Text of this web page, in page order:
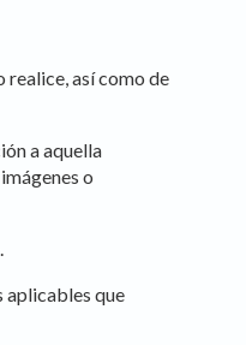
realice, así como de
a aquella
o
aplicables que